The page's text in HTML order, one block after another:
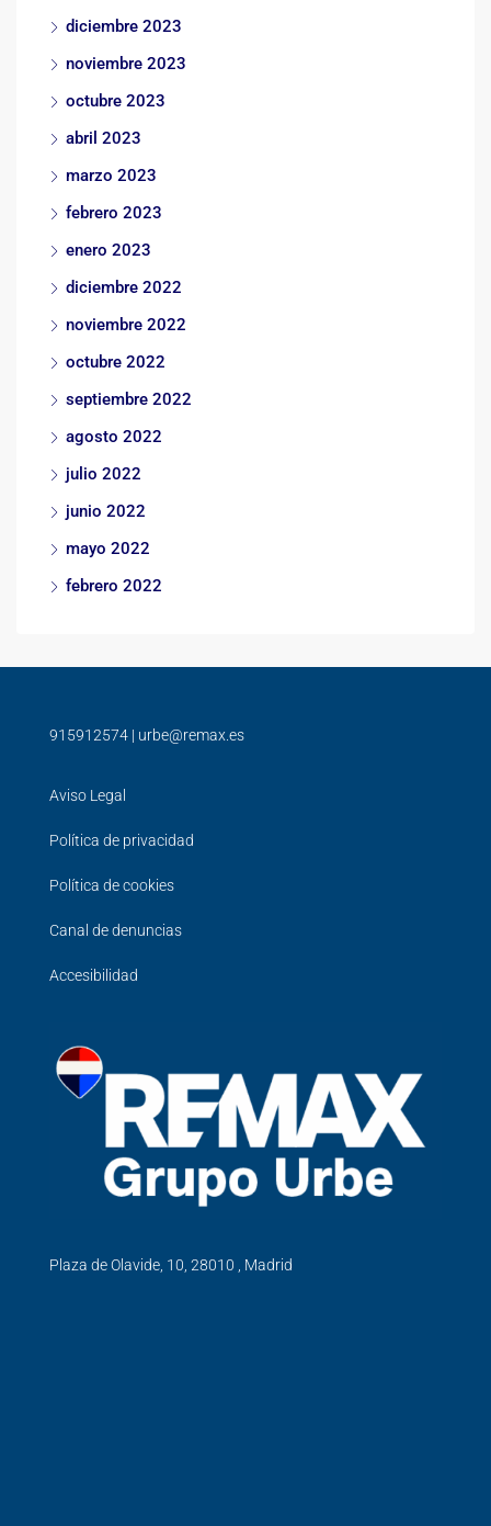
diciembre 2023
noviembre 2023
octubre 2023
abril 2023
marzo 2023
febrero 2023
enero 2023
diciembre 2022
noviembre 2022
octubre 2022
septiembre 2022
agosto 2022
julio 2022
junio 2022
mayo 2022
febrero 2022
915912574 | urbe@remax.es
Aviso Legal
Política de privacidad
Política de cookies
Canal de denuncias
Accesibilidad
Plaza de Olavide, 10, 28010 , Madrid